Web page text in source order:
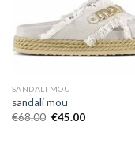
SANDALI MOU
sandali mou
€68.00 €45.00